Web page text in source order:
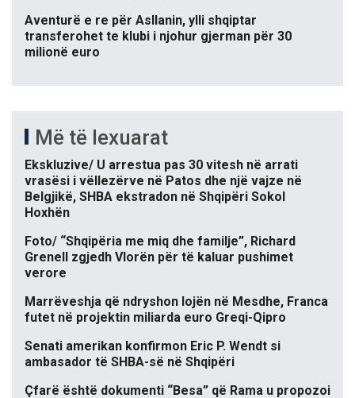
Aventurë e re për Asllanin, ylli shqiptar
transferohet te klubi i njohur gjerman për 30
milionë euro
Më të lexuarat
Ekskluzive/ U arrestua pas 30 vitesh në arrati
vrasësi i vëllezërve në Patos dhe një vajze në
Belgjikë, SHBA ekstradon në Shqipëri Sokol
Hoxhën
Foto/ “Shqipëria me miq dhe familje”, Richard
Grenell zgjedh Vlorën për të kaluar pushimet
verore
Marrëveshja që ndryshon lojën në Mesdhe, Franca
futet në projektin miliarda euro Greqi-Qipro
Senati amerikan konfirmon Eric P. Wendt si
ambasador të SHBA-së në Shqipëri
Çfarë është dokumenti “Besa” që Rama u propozoi